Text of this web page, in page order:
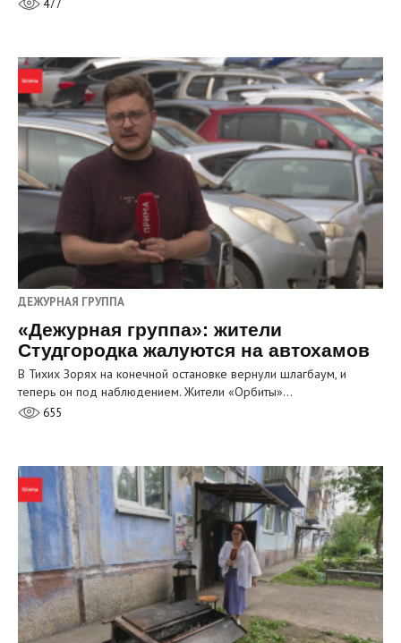
477
ДЕЖУРНАЯ ГРУППА
«Дежурная группа»: жители
Студгородка жалуются на автохамов
В Тихих Зорях на конечной остановке вернули шлагбаум, и
теперь он под наблюдением. Жители «Орбиты»…
655